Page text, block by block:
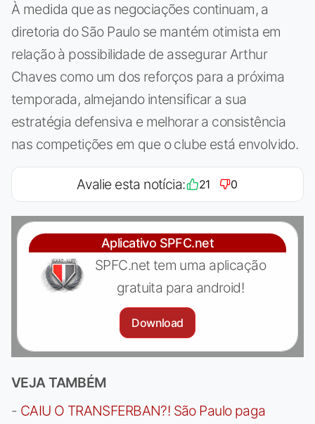
À medida que as negociações continuam, a
diretoria do São Paulo se mantém otimista em
relação à possibilidade de assegurar Arthur
Chaves como um dos reforços para a próxima
temporada, almejando intensificar a sua
estratégia defensiva e melhorar a consistência
nas competições em que o clube está envolvido.
Avalie esta notícia: 21 0
Aplicativo SPFC.net
SPFC.net tem uma aplicação
gratuita para android!
Download
VEJA TAMBÉM
- CAIU O TRANSFERBAN?! São Paulo paga